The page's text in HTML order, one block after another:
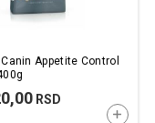
Appetite Control
RSD